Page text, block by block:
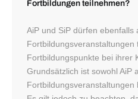
Fortbildungen teilnehmen?
AiP und SiP dürfen ebenfalls
Fortbildungsveranstaltungen
Fortbildungspunkte bei ihrer
Grundsätzlich ist sowohl AiP
Fortbildungsveranstaltungen